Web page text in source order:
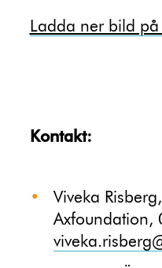
Ladda ner bild
Kontakt:
Viveka
Axfoundation,